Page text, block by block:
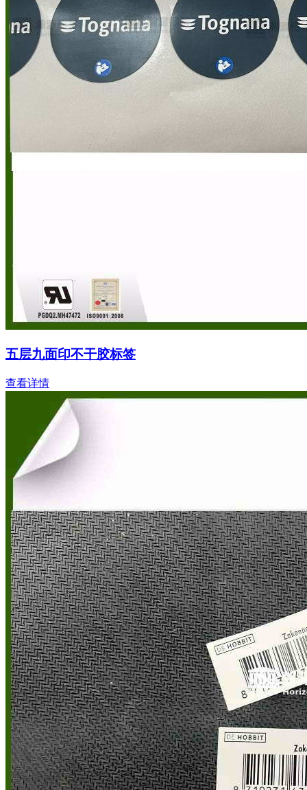
五层九面印不干胶标签
查看详情